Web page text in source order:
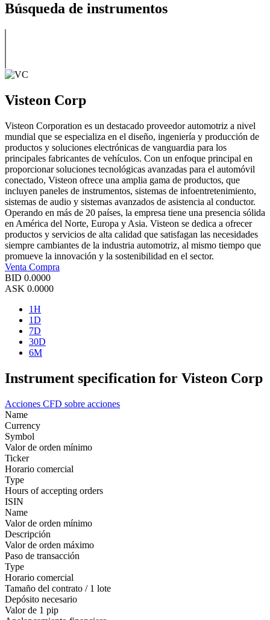
Búsqueda de instrumentos
Visteon Corp
Visteon Corporation es un destacado proveedor automotriz a nivel
mundial que se especializa en el diseño, ingeniería y producción de
productos y soluciones electrónicas de vanguardia para los
principales fabricantes de vehículos. Con un enfoque principal en
proporcionar soluciones tecnológicas avanzadas para el automóvil
conectado, Visteon ofrece una amplia gama de productos, que
incluyen paneles de instrumentos, sistemas de infoentretenimiento,
sistemas de audio y sistemas avanzados de asistencia al conductor.
Operando en más de 20 países, la empresa tiene una presencia sólida
en América del Norte, Europa y Asia. Visteon se dedica a ofrecer
productos y servicios de alta calidad que satisfagan las necesidades
siempre cambiantes de la industria automotriz, al mismo tiempo que
promueve la innovación y la sostenibilidad en el sector.
Venta Compra
BID 0.0000
ASK 0.0000
1H
1D
7D
30D
6M
Instrument specification for Visteon Corp
Acciones CFD sobre acciones
Name
Currency
Symbol
Valor de orden mínimo
Ticker
Horario comercial
Type
Hours of accepting orders
ISIN
Name
Valor de orden mínimo
Descripción
Valor de orden máximo
Paso de transacción
Type
Horario comercial
Tamaño del contrato / 1 lote
Depósito necesario
Valor de 1 pip